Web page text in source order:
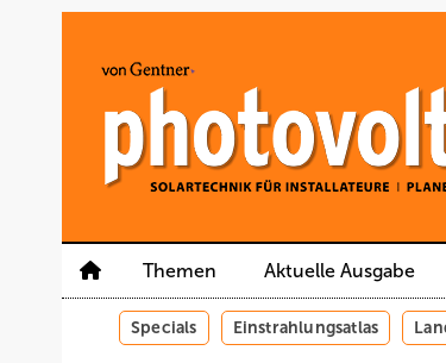
Themen Aktuelle Ausgabe
Specials Einstrahlungsatlas